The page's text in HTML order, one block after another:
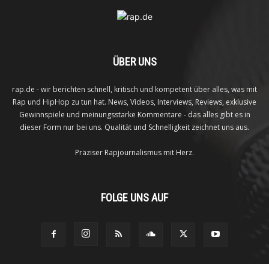
ÜBER UNS
rap.de - wir berichten schnell, kritisch und kompetent über alles, was mit
Rap und HipHop zu tun hat. News, Videos, Interviews, Reviews, exklusive
Gewinnspiele und meinungsstarke Kommentare - das alles gibt es in
dieser Form nur bei uns. Qualität und Schnelligkeit zeichnet uns aus.
Präziser Rapjournalismus mit Herz.
FOLGE UNS AUF